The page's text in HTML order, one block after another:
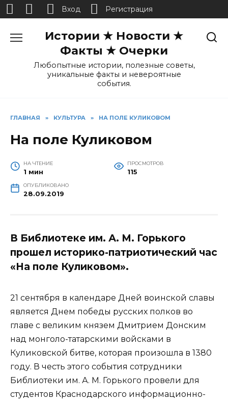
Истории ★ Новости ★
Факты ★ Очерки
Любопытные истории, полезные советы,
уникальные факты и невероятные
события.
ГЛАВНАЯ » КУЛЬТУРА » НА ПОЛЕ КУЛИКОВОМ
На поле Куликовом
НА ЧТЕНИЕ
1 мин
ПРОСМОТРОВ
115
ОПУБЛИКОВАНО
28.09.2019
В Библиотеке им. А. М. Горького
прошел историко-патриотический час
«На поле Куликовом».
21 сентября в календаре Дней воинской славы
является Днем победы русских полков во
главе с великим князем Дмитрием Донским
над монголо-татарскими войсками в
Куликовской битве, которая произошла в 1380
году. В честь этого события сотрудники
Библиотеки им. А. М. Горького провели для
студентов Краснодарского информационно-
Вход Регистрация